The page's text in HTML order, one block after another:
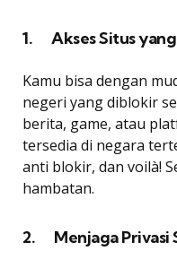
1. Akses Situs
Kamu bisa dengan
negeri yang diblokir
berita, game, atau
tersedia di negara
anti blokir, dan voilà!
hambatan.
2. Menjaga Privasi